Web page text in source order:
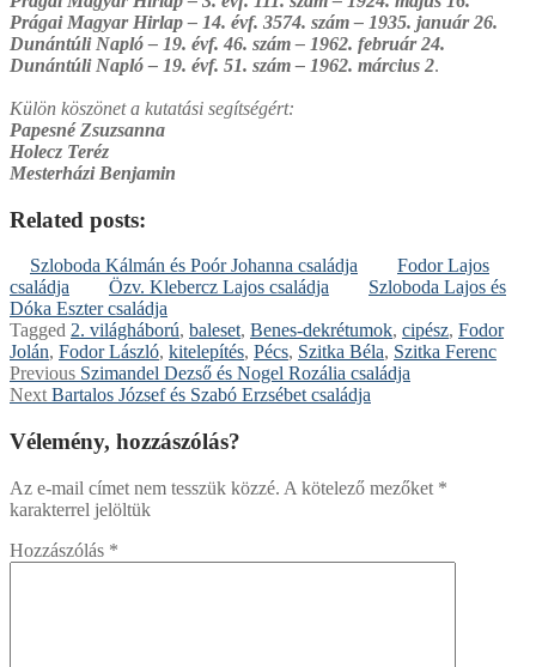
Prágai Magyar Hirlap – 14. évf. 3574. szám – 1935. január 26.
Dunántúli Napló – 19. évf. 46. szám – 1962. február 24.
Dunántúli Napló – 19. évf. 51. szám – 1962. március 2.
Külön köszönet a kutatási segítségért:
Papesné Zsuzsanna
Holecz Teréz
Mesterházi Benjamin
Related posts:
Szloboda Kálmán és Poór Johanna családja
Fodor Lajos
családja
Özv. Klebercz Lajos családja
Szloboda Lajos és
Dóka Eszter családja
Tagged 2. világháború, baleset, Benes-dekrétumok, cipész, Fodor
Jolán, Fodor László, kitelepítés, Pécs, Szitka Béla, Szitka Ferenc
Bejegyzés
navigáció
Previous Previous
post:
Szimandel Dezső és Nogel Rozália családja
Next Next
Bartalos József és Szabó Erzsébet családja
Vélemény, hozzászólás?
Az e-mail címet nem tesszük közzé. A kötelező mezőket *
karakterrel jelöltük
Hozzászólás *